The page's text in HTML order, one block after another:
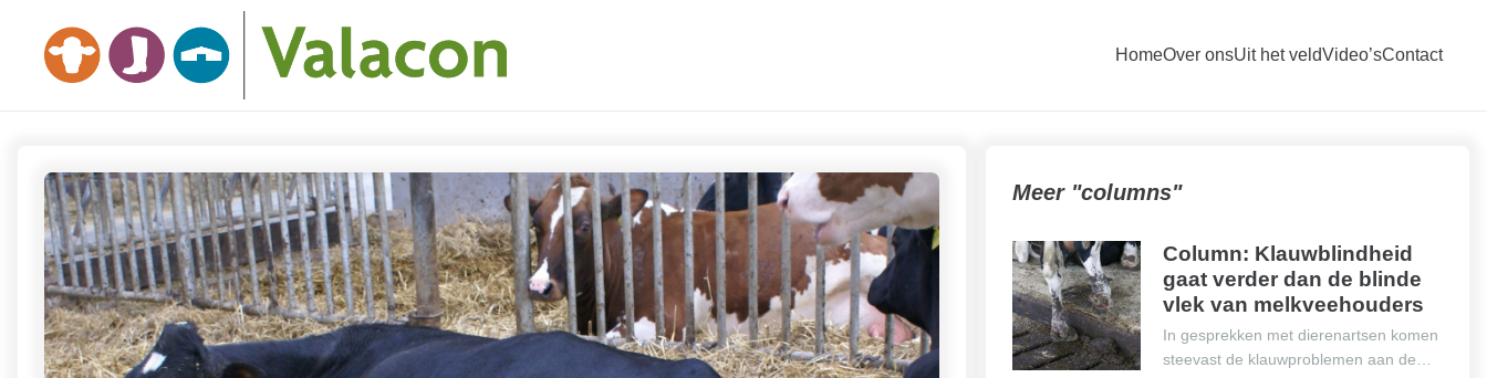
HomeOver onsUit het veldVideo’sContact
Meer "columns"
Column: Klauwblindheid
gaat verder dan de blinde
vlek van melkveehouders
In gesprekken met dierenartsen komen
steevast de klauwproblemen aan de…